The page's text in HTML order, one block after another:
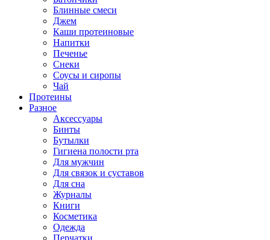
Блинные смеси
Джем
Каши протеиновые
Напитки
Печенье
Снеки
Соусы и сиропы
Чай
Протеины
Разное
Аксессуары
Бинты
Бутылки
Гигиена полости рта
Для мужчин
Для связок и суставов
Для сна
Журналы
Книги
Косметика
Одежда
Перчатки